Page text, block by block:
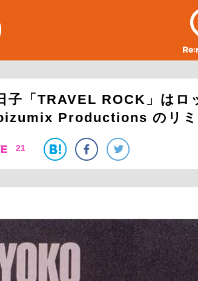
子「TRAVEL ROCK」はロ
Productions のリミ
21